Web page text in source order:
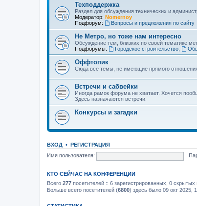
Техподдержка
Раздел для обсуждения технических и
Модератор: Nomernoy
Подфорум:
Вопросы и предложения по сайту
Не Метро, но тоже нам интересно
Обсуждение тем, близких по своей тематике
Подфорумы:
Городское строительство,
Оффтопик
Сюда все темы, не имеющие прямого
Встречи и сабвейки
Иногда рамок форума не хватает. Хочется
Здесь назначаются встречи.
Конкурсы и загадки
ВХОД • РЕГИСТРАЦИЯ
Имя пользователя:
КТО СЕЙЧАС НА КОНФЕРЕНЦИИ
Всего 277 посетителей :: 6 зарегистрированных, 0
Больше всего посетителей (6800) здесь было 09 окт 2025,